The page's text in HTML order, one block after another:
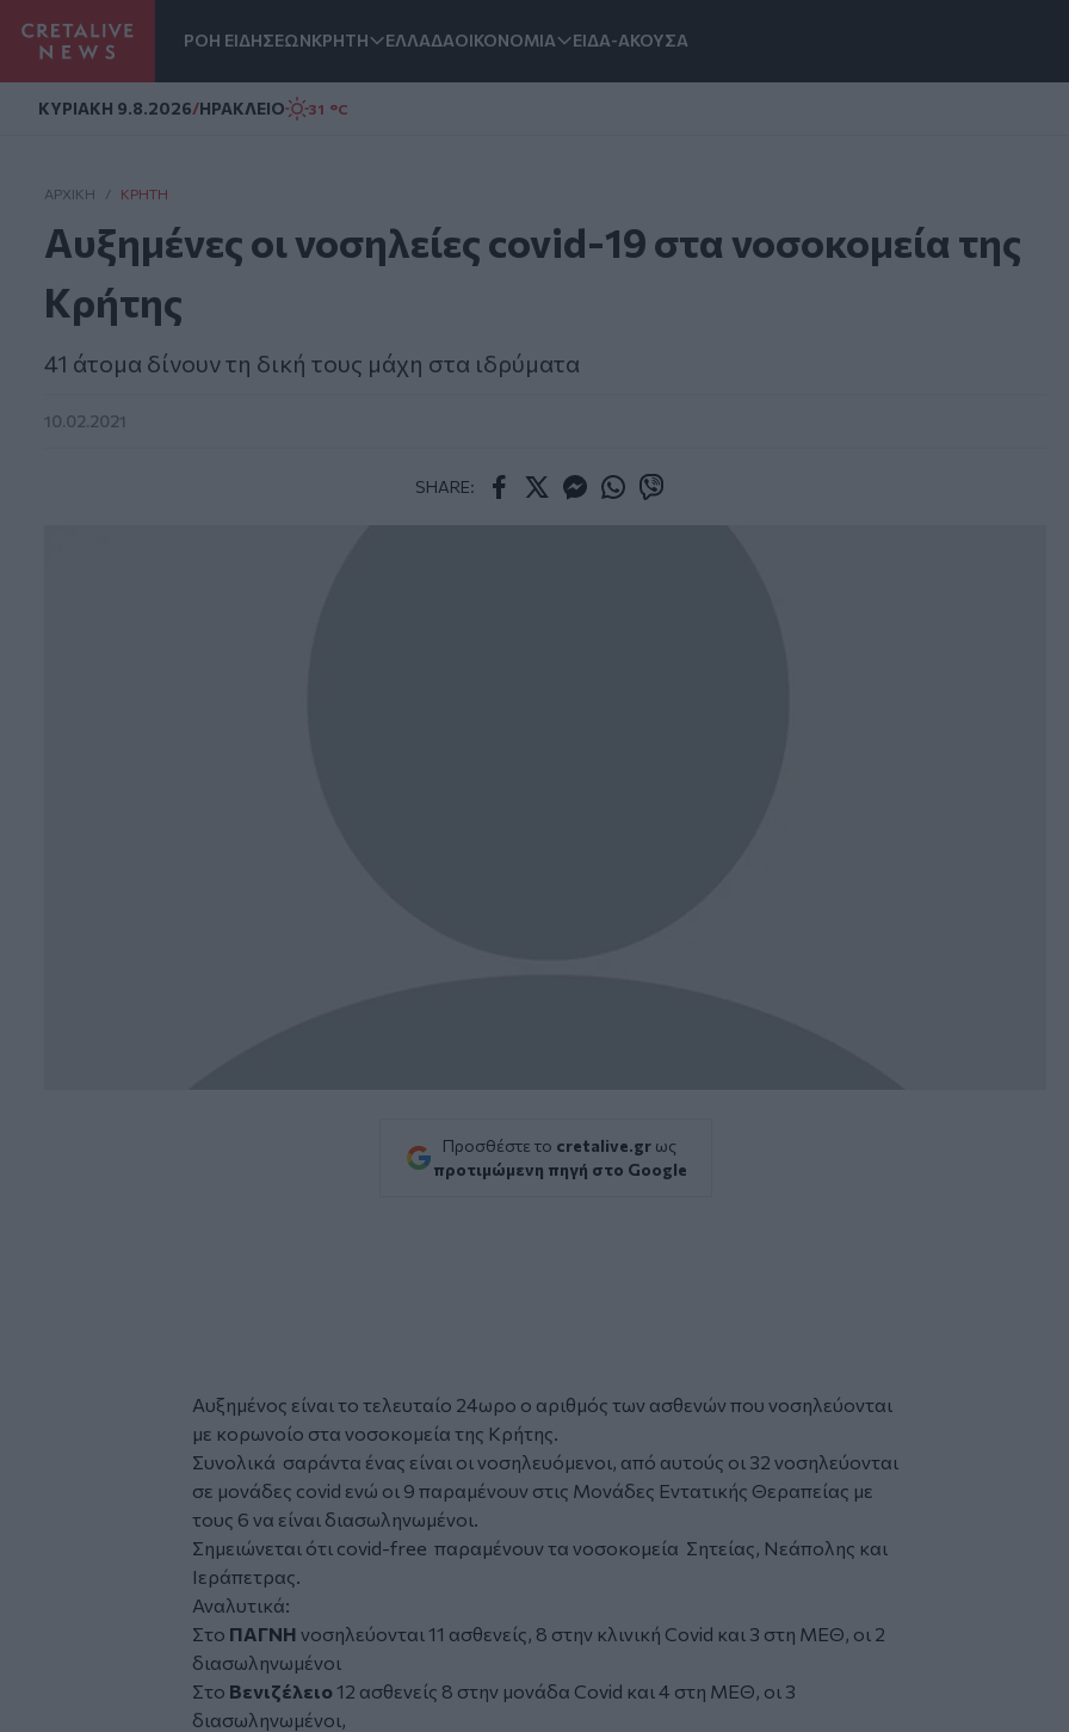
ΡΟΗ ΕΙΔΗΣΕΩΝΚΡΗΤΗ ΕΛΛΑΔΑΟΙΚΟΝΟΜΙΑ ΕΙΔΑ-ΑΚΟΥΣΑ
ΚΥΡΙΑΚΗ 9.8.2026/ΗΡΑΚΛΕΙΟ 31 °C
ΑΡΧΙΚΗ / ΚΡΉΤΗ
Αυξημένες οι νοσηλείες covid-19 στα νοσοκομεία της
Κρήτης
41 άτομα δίνουν τη δική τους μάχη στα ιδρύματα
10.02.2021
SHARE:
Προσθέστε το cretalive.gr ως
προτιμώμενη πηγή στο Google
Αυξημένος είναι το τελευταίο 24ωρο ο αριθμός των ασθενών που νοσηλεύονται
με κορωνοίο στα νοσοκομεία της Κρήτης.
Συνολικά σαράντα ένας είναι οι νοσηλευόμενοι, από αυτούς οι 32 νοσηλεύονται
σε μονάδες covid ενώ οι 9 παραμένουν στις Μονάδες Εντατικής Θεραπείας με
τους 6 να είναι διασωληνωμένοι.
Σημειώνεται ότι covid-free παραμένουν τα νοσοκομεία Σητείας, Νεάπολης και
Ιεράπετρας.
Αναλυτικά:
Στο ΠΑΓΝΗ νοσηλεύονται 11 ασθενείς, 8 στην κλινική Covid και 3 στη ΜΕΘ, οι 2
διασωληνωμένοι
Στο Βενιζέλειο12 ασθενείς 8 στην μονάδα Covid και 4 στη ΜΕΘ, οι 3
διασωληνωμένοι,